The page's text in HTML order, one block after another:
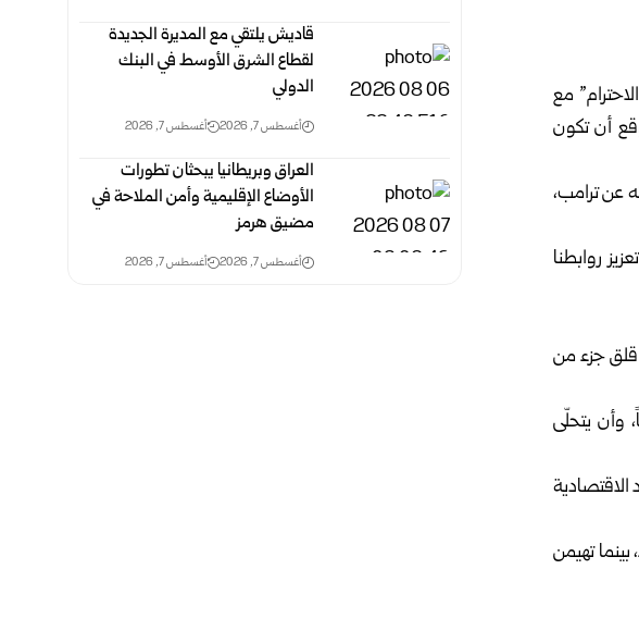
مع
أن تكون
عن ترامب،
روابطنا
قلق جزء من
وأن يتحلّى
الاقتصادية
تهيمن
قاديش يلتقي مع المديرة الجديدة
لقطاع الشرق الأوسط في البنك
الدولي
أغسطس 7, 2026 أغسطس 7, 2026
العراق وبريطانيا يبحثان تطورات
الأوضاع الإقليمية وأمن الملاحة في
مضيق هرمز
أغسطس 7, 2026 أغسطس 7, 2026